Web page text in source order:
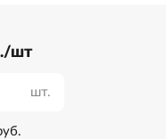
шт
шт.